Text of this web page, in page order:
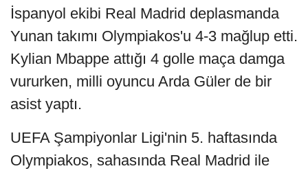
İspanyol ekibi Real Madrid deplasmanda
Yunan takımı Olympiakos'u 4-3 mağlup etti.
Kylian Mbappe attığı 4 golle maça damga
vururken, milli oyuncu Arda Güler de bir
asist yaptı.
UEFA Şampiyonlar Ligi'nin 5. haftasında
Olympiakos, sahasında Real Madrid ile